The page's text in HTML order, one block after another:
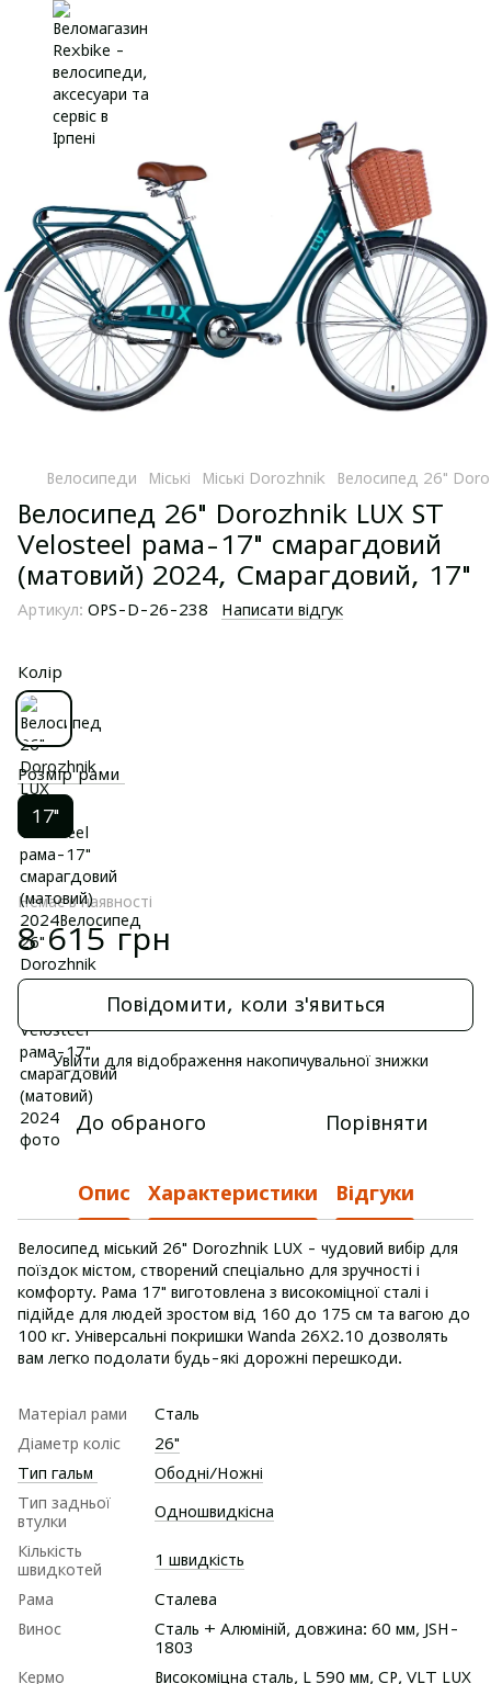
Велосипеди Міські Міські Dorozhnik Велосипед 26"
Велосипед 26" Dorozhnik LUX ST
Velosteel рама-17" смарагдовий
(матовий) 2024, Смарагдовий, 17"
Артикул: OPS-D-26-238 Написати відгук
Колір
Розмір рами
17"
Немає в наявності
8 615 грн
Повідомити, коли з'явиться
% Увійти для відображення накопичувальної знижки
До обраного Порівняти
Опис Характеристики Відгуки
Велосипед міський 26" Dorozhnik LUX - чудовий вибір для
поїздок містом, створений спеціально для зручності і
комфорту. Рама 17" виготовлена з високоміцної сталі і
підійде для людей зростом від 160 до 175 см та вагою до
100 кг. Універсальні покришки Wanda 26X2.10 дозволять
вам легко подолати будь-які дорожні перешкоди.
Матеріал рами
Сталь
Діаметр коліс
26"
Тип гальм
Ободні/Ножні
Тип задньої
втулки
Одношвидкісна
Кількість
швидкотей
1 швидкість
Рама
Сталева
Винос
Сталь + Алюміній, довжина: 60 мм, JSH-
1803
Кермо
Високоміцна сталь, L 590 мм, СР, VLT LUX